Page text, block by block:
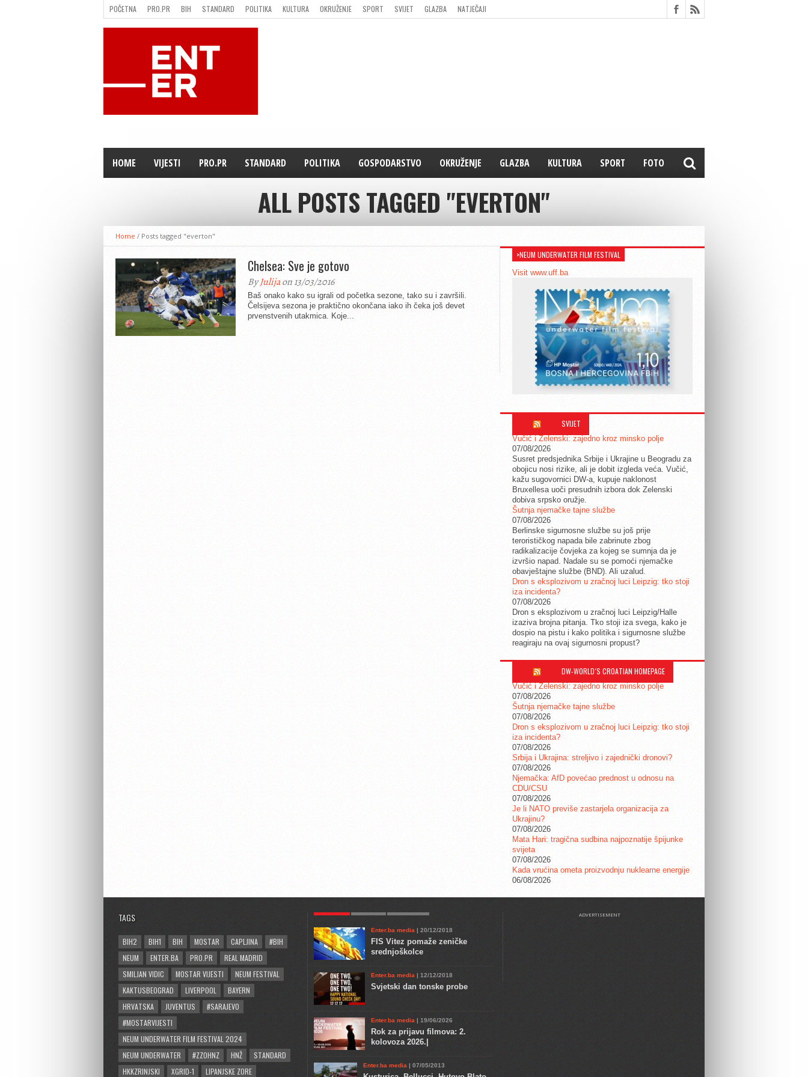
POČETNA PRO.PR BIH STANDARD POLITIKA KULTURA OKRUŽENJE SPORT SVIJET GLAZBA
NATJEČAJI
FILMING LOCATION IN BH
KONTAKT
HOME VIJESTI PRO.PR STANDARD POLITIKA GOSPODARSTVO OKRUŽENJE GLAZBA KULTURA SPORT FOTO
ALL POSTS TAGGED "EVERTON"
Home / Posts tagged "everton"
Chelsea: Sve je gotovo
ByJulijaon 13/03/2016
Baš onako kako su igrali od početka sezone, tako su i završili.
Čelsijeva sezona je praktično okončana iako ih čeka još devet
prvenstvenih utakmica. Koje...
>NEUM UNDERWATER FILM FESTIVAL
Visit www.uff.ba
SVIJET
Vučić i Zelenski: zajedno kroz minsko polje
07/08/2026
Susret predsjednika Srbije i Ukrajine u Beogradu za
obojicu nosi rizike, ali je dobit izgleda veća. Vučić,
kažu sugovornici DW-a, kupuje naklonost
Bruxellesa uoči presudnih izbora dok Zelenski
dobiva srpsko oružje.
Šutnja njemačke tajne službe
07/08/2026
Berlinske sigurnosne službe su još prije
terorističkog napada bile zabrinute zbog
radikalizacije čovjeka za kojeg se sumnja da je
izvršio napad. Nadale su se pomoći njemačke
obavještajne službe (BND). Ali uzalud.
Dron s eksplozivom u zračnoj luci Leipzig: tko stoji
iza incidenta?
07/08/2026
Dron s eksplozivom u zračnoj luci Leipzig/Halle
izaziva brojna pitanja. Tko stoji iza svega, kako je
dospio na pistu i kako politika i sigurnosne službe
reagiraju na ovaj sigurnosni propust?
DW-WORLD´S CROATIAN HOMEPAGE
Vučić i Zelenski: zajedno kroz minsko polje
07/08/2026
Šutnja njemačke tajne službe
07/08/2026
Dron s eksplozivom u zračnoj luci Leipzig: tko stoji
iza incidenta?
07/08/2026
Srbija i Ukrajina: streljivo i zajednički dronovi?
07/08/2026
Njemačka: AfD povećao prednost u odnosu na
CDU/CSU
07/08/2026
Je li NATO previše zastarjela organizacija za
Ukrajinu?
07/08/2026
Mata Hari: tragična sudbina najpoznatije špijunke
svijeta
07/08/2026
Kada vrućina ometa proizvodnju nuklearne energije
06/08/2026
TAGS
BIH2 BIH1 BIH MOSTAR CAPLJINA
#BIH
NEUM
ENTER.BA PRO.PR
REAL MADRID
SMILJAN VIDIC
MOSTAR VIJESTI
NEUM FESTIVAL
KAKTUSBEOGRAD
LIVERPOOL
BAYERN
HRVATSKA
JUVENTUS
#SARAJEVO
#MOSTARVIJESTI
NEUM UNDERWATER FILM FESTIVAL 2024
NEUM UNDERWATER
#ZZOHNZ HNŽ
STANDARD
HKKZRINJSKI
XGRID-1 LIPANJSKE ZORE
Enter.ba media | 20/12/2018
FIS Vitez pomaže zeničke
srednjoškolce
Enter.ba media | 12/12/2018
Svjetski dan tonske probe
Enter.ba media | 19/06/2026
Rok za prijavu filmova: 2.
kolovoza 2026.|
Enter.ba media | 07/05/2013
ADVERTISEMENT